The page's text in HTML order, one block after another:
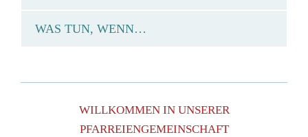
WAS TUN, WENN…
WILLKOMMEN IN UNSERER
PFARREIENGEMEINSCHAFT